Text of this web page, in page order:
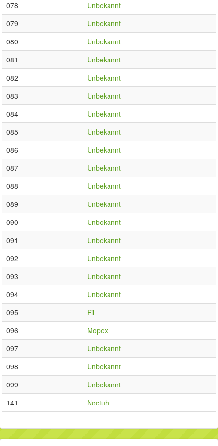
078
Unbekannt
079
Unbekannt
080
Unbekannt
081
Unbekannt
082
Unbekannt
083
Unbekannt
084
Unbekannt
085
Unbekannt
086
Unbekannt
087
Unbekannt
088
Unbekannt
089
Unbekannt
090
Unbekannt
091
Unbekannt
092
Unbekannt
093
Unbekannt
094
Unbekannt
095
Pii
096
Mopex
097
Unbekannt
098
Unbekannt
099
Unbekannt
141
Noctuh